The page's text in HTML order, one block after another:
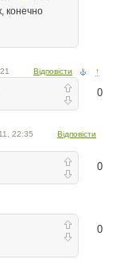
конечно
Відповісти ↑
0
22:35
Відповісти
0
0